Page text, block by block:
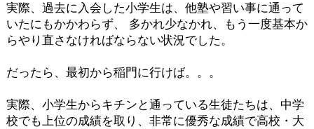
実際、過去に入会した小学生は、他塾や習い事に通って
いたにもかかわらず、 多かれ少なかれ、もう一度基本か
らやり直さなければならない状況でした。
だったら、最初から稲門に行けば。。。
実際、小学生からキチンと通っている生徒たちは、中学
校でも上位の成績を取り、非常に優秀な成績で高校・大